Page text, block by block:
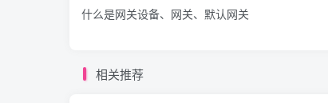
什么是网关设备、网关、默认网关
相关推荐